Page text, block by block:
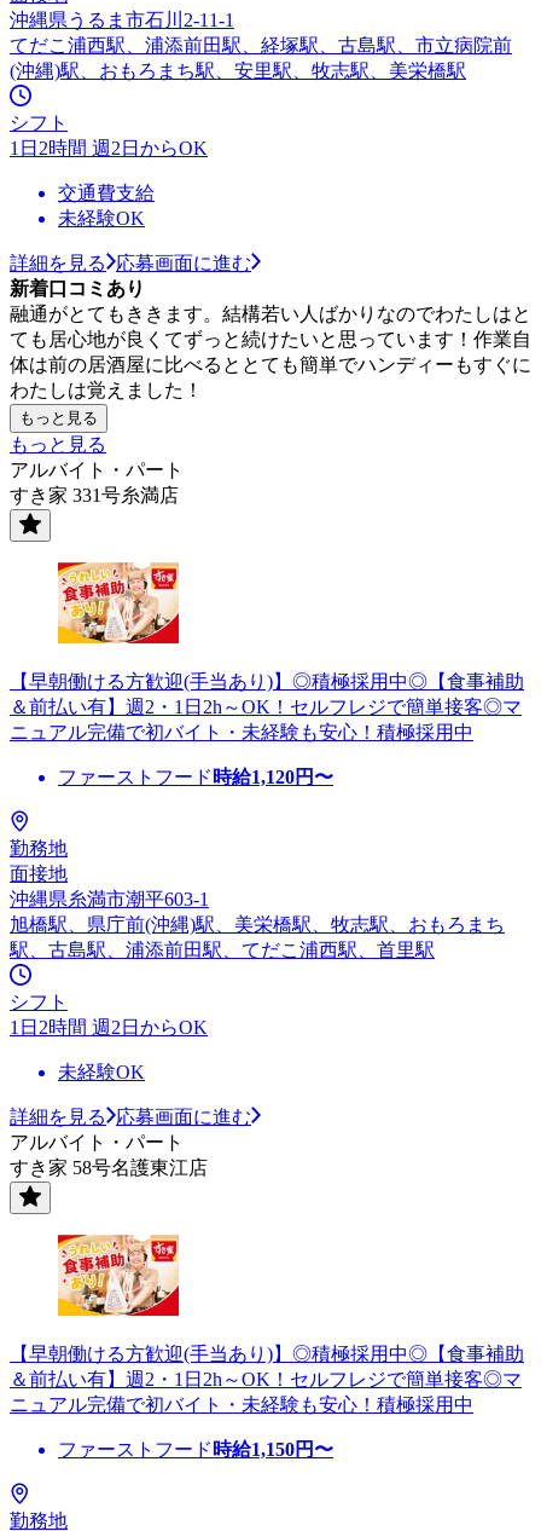
沖縄県うるま市石川2-11-1
てだこ浦西駅、浦添前田駅、経塚駅、古島駅、市立病院前
(沖縄)駅、おもろまち駅、安里駅、牧志駅、美栄橋駅
シフト
1日2時間 週2日からOK
交通費支給
未経験OK
詳細を見る
応募画面に進む
新着口コミあり
融通がとてもききます。結構若い人ばかりなのでわたしはと
ても居心地が良くてずっと続けたいと思っています！作業自
体は前の居酒屋に比べるととても簡単でハンディーもすぐに
わたしは覚えました！
もっと見る
もっと見る
アルバイト・パート
すき家 331号糸満店
【早朝働ける方歓迎(手当あり)】◎積極採用中◎【食事補助
＆前払い有】週2・1日2h～OK！セルフレジで簡単接客◎マ
ニュアル完備で初バイト・未経験も安心！積極採用中
ファーストフード 時給1,120円〜
勤務地
面接地
沖縄県糸満市潮平603-1
旭橋駅、県庁前(沖縄)駅、美栄橋駅、牧志駅、おもろまち
駅、古島駅、浦添前田駅、てだこ浦西駅、首里駅
シフト
1日2時間 週2日からOK
未経験OK
詳細を見る
応募画面に進む
アルバイト・パート
すき家 58号名護東江店
【早朝働ける方歓迎(手当あり)】◎積極採用中◎【食事補助
＆前払い有】週2・1日2h～OK！セルフレジで簡単接客◎マ
ニュアル完備で初バイト・未経験も安心！積極採用中
ファーストフード 時給1,150円〜
勤務地